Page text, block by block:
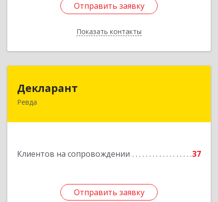
Отправить заявку
Показать контакты
Отправить заявку
Назад
Декларант
Ревда
Клиентов на сопровождении 37
Отправить заявку
623280, Свердловская обл, Ревда г, Азина ул,
Отправить заявку